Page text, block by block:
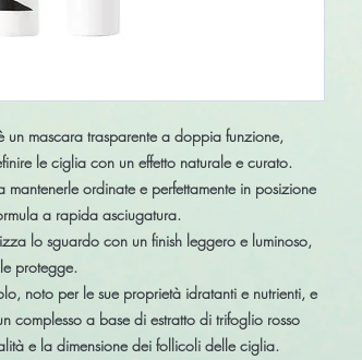
un mascara trasparente a doppia funzione,
le ciglia con un effetto naturale e curato.
ordinate e perfettamente in posizione
a rapida asciugatura.
lo sguardo con un finish leggero e luminoso,
protegge.
, noto per le sue proprietà idratanti e nutrienti, e
complesso a base di estratto di trifoglio rosso
e la dimensione dei follicoli delle ciglia.